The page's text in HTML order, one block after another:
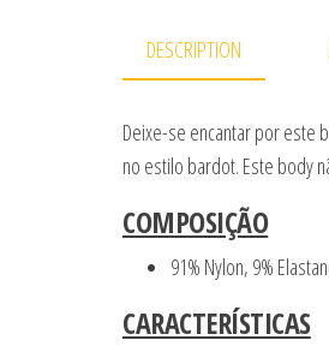
DESCRIPTION
Deixe-se encantar por este
no estilo bardot. Este body
COMPOSIÇÃO
91% Nylon, 9%
CARACTERÍSTICAS